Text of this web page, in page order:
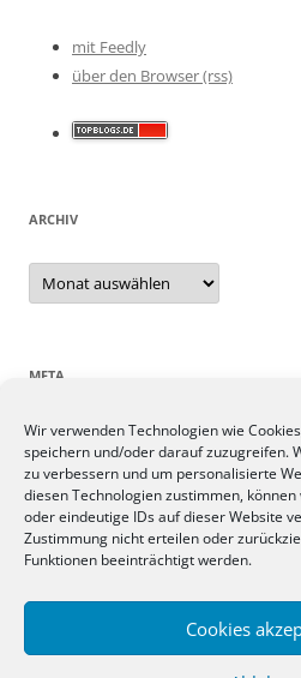
Wir verwenden Technologien wie
speichern und/oder darauf zuzugreifen.
zu verbessern und um personalisierte
diesen Technologien zustimmen,
oder eindeutige IDs auf dieser Website
Zustimmung nicht erteilen oder
Funktionen beeinträchtigt werden.
Cookies
mit Feedly
über den Browser (rss)
ARCHIV
Archiv
META
Anmelden
Eintrags-Feed
Kommentar-Feed
WordPress.org
SIEBEN TAGE, SIEBEN THEMEN